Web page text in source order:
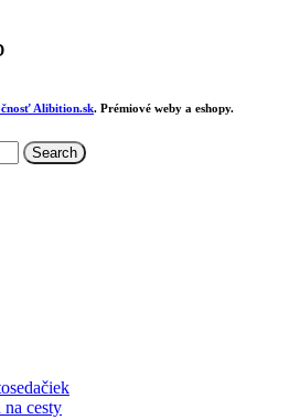
Alibition.sk. Prémiové weby a eshopy.
Search
cesty